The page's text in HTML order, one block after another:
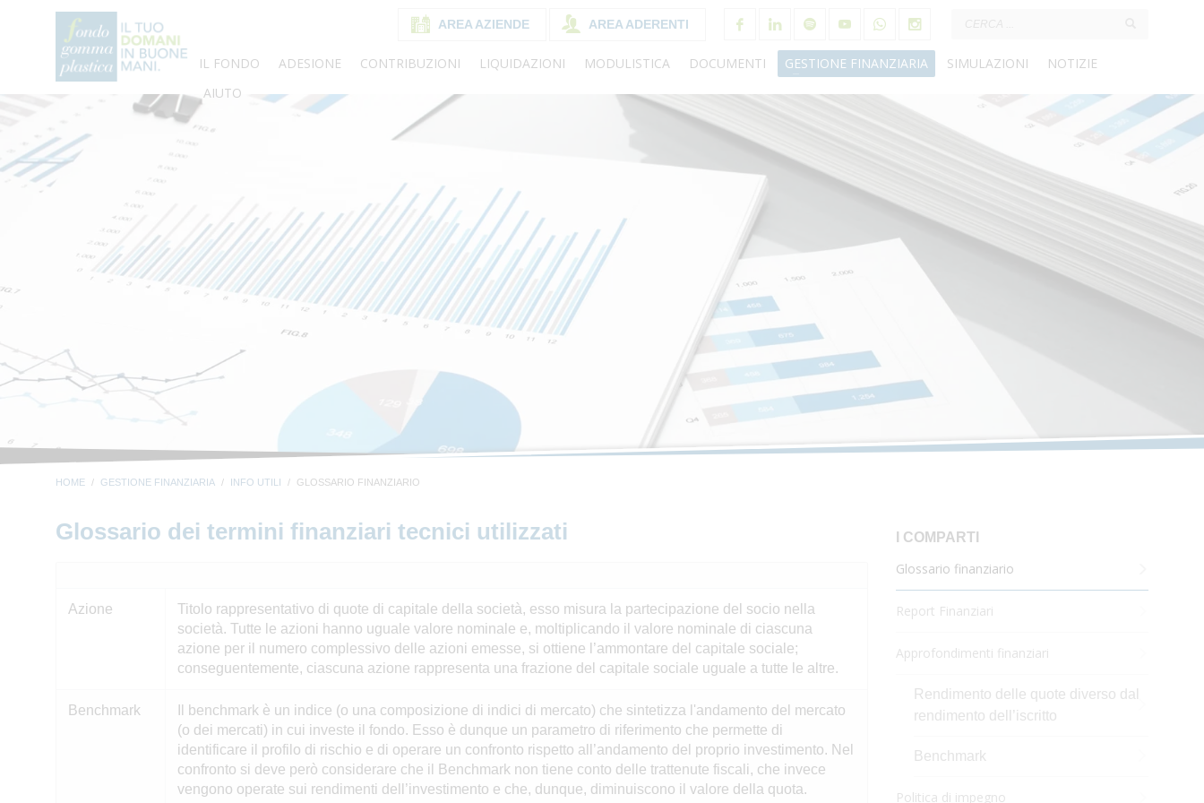
AREA AZIENDE AREA ADERENTI
IL FONDO ADESIONE CONTRIBUZIONI LIQUIDAZIONI MODULISTICA DOCUMENTI GESTIONE FINANZIARIA SIMULAZIONI
NOTIZIE
AIUTO
HOME GESTIONE FINANZIARIA INFO UTILI GLOSSARIO FINANZIARIO
Glossario dei termini finanziari tecnici utilizzati
Azione
Titolo rappresentativo di quote di capitale della società, esso misura la partecipazione del socio nella
società. Tutte le azioni hanno uguale valore nominale e, moltiplicando il valore nominale di ciascuna
azione per il numero complessivo delle azioni emesse, si ottiene l’ammontare del capitale sociale;
conseguentemente, ciascuna azione rappresenta una frazione del capitale sociale uguale a tutte le altre.
Benchmark
Il benchmark è un indice (o una composizione di indici di mercato) che sintetizza l'andamento del mercato
(o dei mercati) in cui investe il fondo. Esso è dunque un parametro di riferimento che permette di
identificare il profilo di rischio e di operare un confronto rispetto all’andamento del proprio investimento. Nel
confronto si deve però considerare che il Benchmark non tiene conto delle trattenute fiscali, che invece
vengono operate sui rendimenti dell’investimento e che, dunque, diminuiscono il valore della quota.
I COMPARTI
Glossario finanziario
Report Finanziari
Approfondimenti finanziari
Rendimento delle quote diverso dal
rendimento dell’iscritto
Benchmark
Politica di impegno